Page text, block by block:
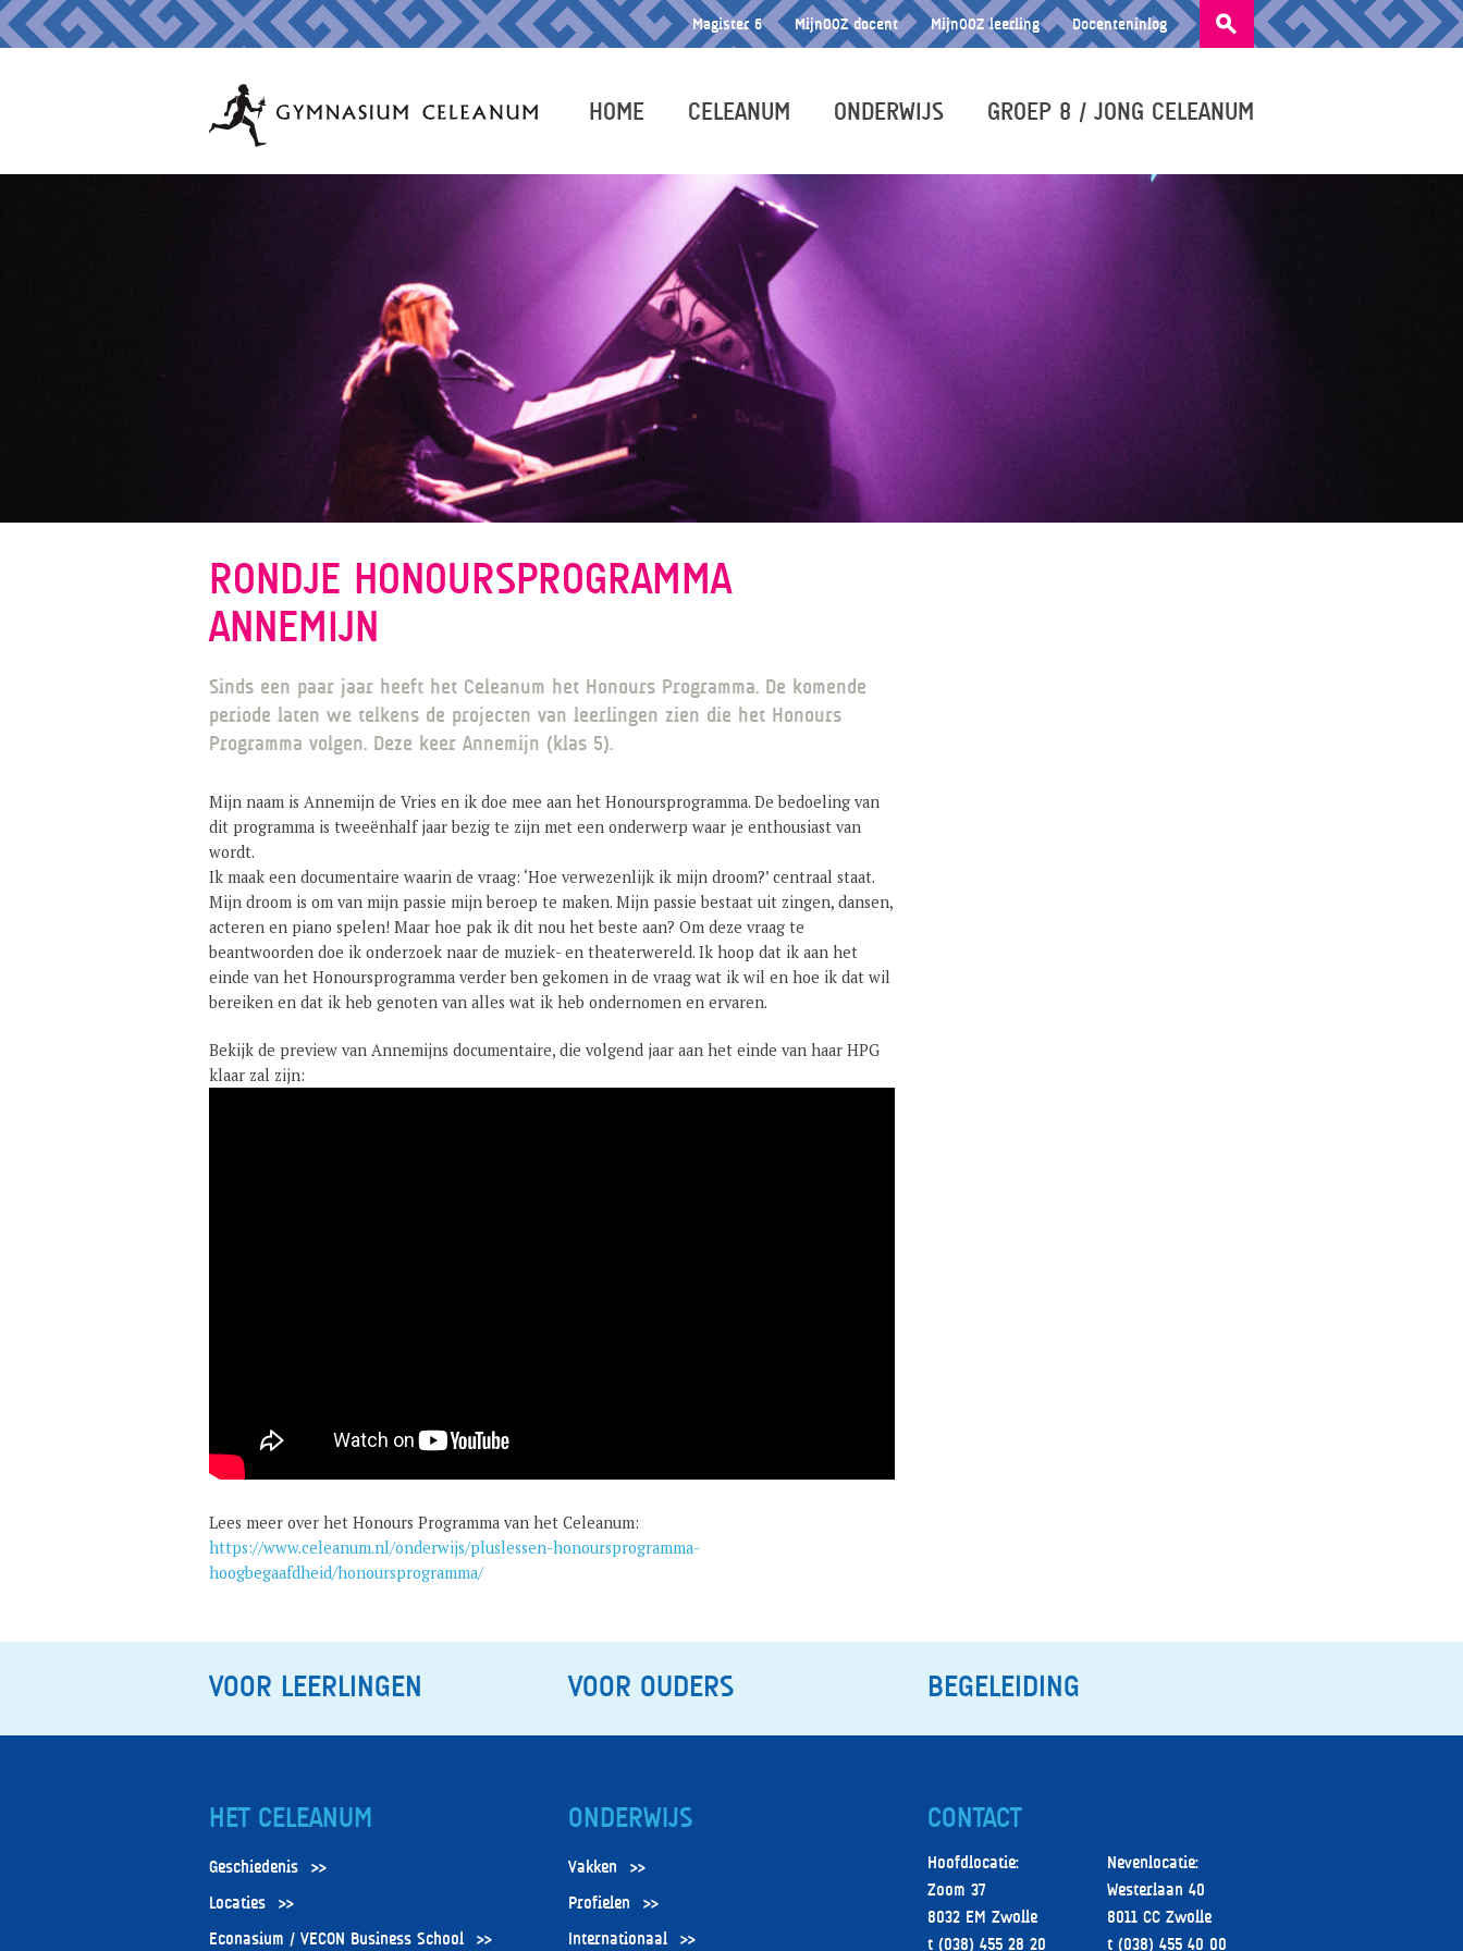
Zoeken
naar:
Magister 6 MijnOOZ docent MijnOOZ leerling Docenteninlog
HOME CELEANUM ONDERWIJS GROEP 8 / JONG CELEANUM
RONDJE HONOURSPROGRAMMA
ANNEMIJN
Sinds een paar jaar heeft het Celeanum het Honours Programma. De komende
periode laten we telkens de projecten van leerlingen zien die het Honours
Programma volgen. Deze keer Annemijn (klas 5).
Mijn naam is Annemijn de Vries en ik doe mee aan het Honoursprogramma. De bedoeling van
dit programma is tweeënhalf jaar bezig te zijn met een onderwerp waar je enthousiast van
wordt.
Ik maak een documentaire waarin de vraag: ‘Hoe verwezenlijk ik mijn droom?’ centraal staat.
Mijn droom is om van mijn passie mijn beroep te maken. Mijn passie bestaat uit zingen, dansen,
acteren en piano spelen! Maar hoe pak ik dit nou het beste aan? Om deze vraag te
beantwoorden doe ik onderzoek naar de muziek- en theaterwereld. Ik hoop dat ik aan het
einde van het Honoursprogramma verder ben gekomen in de vraag wat ik wil en hoe ik dat wil
bereiken en dat ik heb genoten van alles wat ik heb ondernomen en ervaren.
Bekijk de preview van Annemijns documentaire, die volgend jaar aan het einde van haar HPG
klaar zal zijn:
Lees meer over het Honours Programma van het Celeanum:
https://www.celeanum.nl/onderwijs/pluslessen-honoursprogramma-
hoogbegaafdheid/honoursprogramma/
VOOR LEERLINGEN VOOR OUDERS BEGELEIDING
HET CELEANUM
Geschiedenis
Locaties
Econasium / VECON Business School
ONDERWIJS
Vakken
Profielen
Internationaal
CONTACT
Hoofdlocatie:
Zoom 37
8032 EM Zwolle
t (038) 455 28 20
Nevenlocatie:
Westerlaan 40
8011 CC Zwolle
t (038) 455 40 00